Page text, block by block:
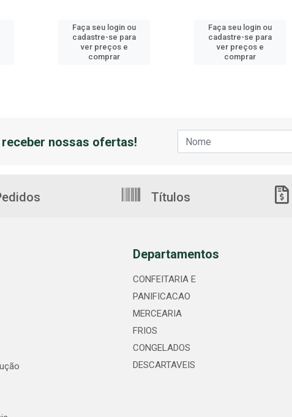
Faça seu login ou
cadastre-se para
ver preços e
comprar
Faça seu login ou
cadastre-se para
ver preços e
comprar
nossas ofertas!
Títulos
Departamentos
CONFEITARIA E
PANIFICACAO
MERCEARIA
FRIOS
CONGELADOS
DESCARTAVEIS